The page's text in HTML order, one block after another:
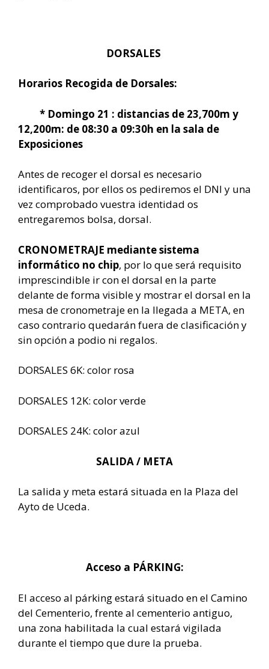
DORSALES
Horarios Recogida de Dorsales:
* Domingo 21 : distancias de 23,700m y
12,200m: de 08:30 a 09:30h en la sala de
Exposiciones
Antes de recoger el dorsal es necesario
identificaros, por ellos os pediremos el DNI y una
vez comprobado vuestra identidad os
entregaremos bolsa, dorsal.
CRONOMETRAJE mediante sistema
informático no chip, por lo que será requisito
imprescindible ir con el dorsal en la parte
delante de forma visible y mostrar el dorsal en la
mesa de cronometraje en la llegada a META, en
caso contrario quedarán fuera de clasificación y
sin opción a podio ni regalos.
DORSALES 6K: color rosa
DORSALES 12K: color verde
DORSALES 24K: color azul
SALIDA / META
La salida y meta estará situada en la Plaza del
Ayto de Uceda.
Acceso a PÁRKING:
El acceso al párking estará situado en el Camino
del Cementerio, frente al cementerio antiguo,
una zona habilitada la cual estará vigilada
durante el tiempo que dure la prueba.